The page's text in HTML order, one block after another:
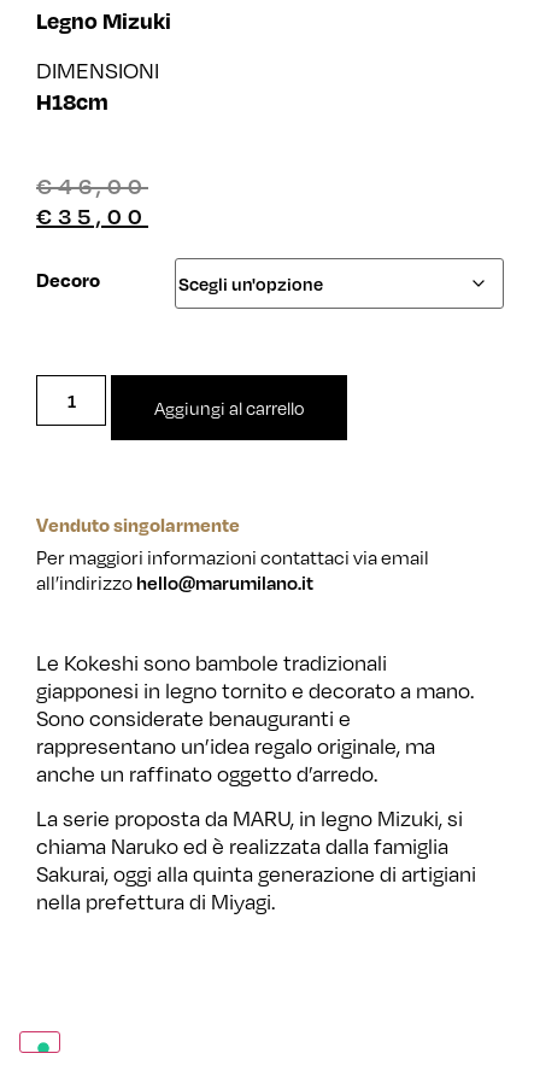
Legno Mizuki
DIMENSIONI
H18cm
€46,00
€ 35,00
Decoro
Aggiungi al carrello
Venduto singolarmente
Per maggiori informazioni contattaci via email
all’indirizzo hello@marumilano.it
Le Kokeshi sono bambole tradizionali
giapponesi in legno tornito e decorato a mano.
Sono considerate benauguranti e
rappresentano un’idea regalo originale, ma
anche un raffinato oggetto d’arredo.
La serie proposta da MARU, in legno Mizuki, si
chiama Naruko ed è realizzata dalla famiglia
Sakurai, oggi alla quinta generazione di artigiani
nella prefettura di Miyagi.